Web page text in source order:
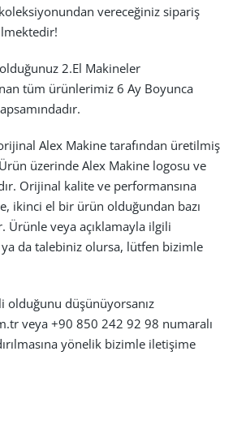
vereceğiniz sipariş
olduğunuz 2.El Makineler
tüm ürünlerimiz 6 Ay Boyunca
Alex Makine tarafından üretilmiş
üzerinde Alex Makine logosu ve
Orijinal kalite ve performansına
ikinci el bir ürün olduğundan bazı
Ürünle veya açıklamayla ilgili
da talebiniz olursa, lütfen bizimle
olduğunu düşünüyorsanız
veya +90 850 242 92 98 numaralı
yönelik bizimle iletişime